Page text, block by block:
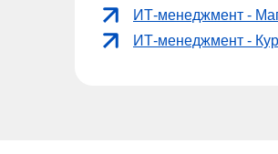
ИТ-менеджмент -
ИТ-менеджмент -